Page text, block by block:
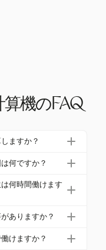
機のFAQ
ますか？
間に働いた時間
合、時間単価は
何ですか？
因には、州およ
除、福利厚生や
管理できます。
何時間働けます
、学生は通常、
らの制限を学業
ありますか？
対して連邦およ
けますか？